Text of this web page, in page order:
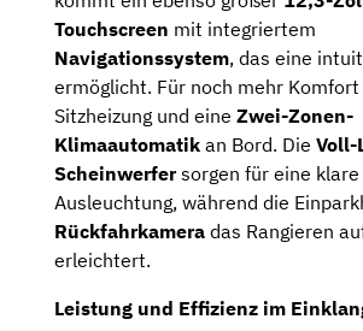
Touchscreen mit integriertem
Navigationssystem, das eine
ermöglicht. Für noch mehr
Sitzheizung und eine Zwei-Zonen-
Klimaautomatik an Bord. Die Voll-
Scheinwerfersorgen für eine klare
Ausleuchtung, während die
Rückfahrkamera das Rangieren
erleichtert.
Leistung und Effizienz im